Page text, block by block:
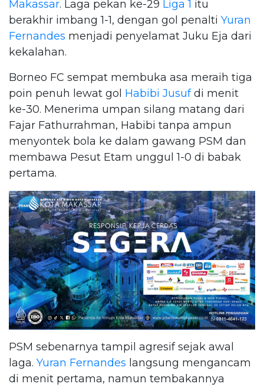
Makassar. Laga pekan ke-29 Liga 1 itu
berakhir imbang 1-1, dengan gol penalti Yuran
Fernandes menjadi penyelamat Juku Eja dari
kekalahan.
Borneo FC sempat membuka asa meraih tiga
poin penuh lewat gol Habibi Jusufdi menit
ke-30. Menerima umpan silang matang dari
Fajar Fathurrahman, Habibi tanpa ampun
menyontek bola ke dalam gawang PSM dan
membawa Pesut Etam unggul 1-0 di babak
pertama.
PSM sebenarnya tampil agresif sejak awal
laga. Yuran Fernandes langsung mengancam
di menit pertama, namun tembakannya